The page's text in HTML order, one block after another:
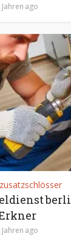
Jahren ago
Jahren ago